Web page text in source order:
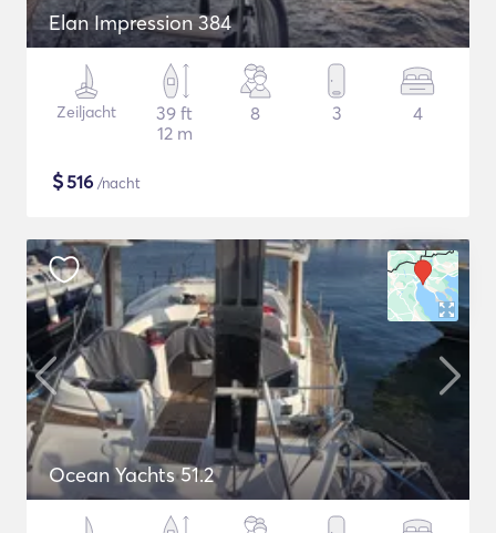
Elan Impression 384
Zeiljacht
39 ft
12 m
8 3 4
$516 /nacht
Ocean Yachts 51.2